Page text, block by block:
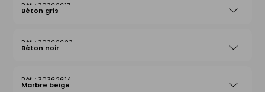
30362617
Béton gris
30362623
Béton noir
30362614
Marbre beige